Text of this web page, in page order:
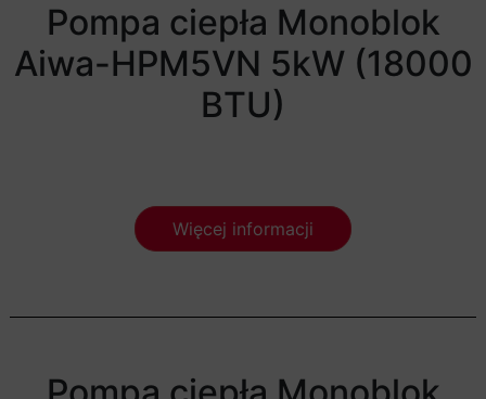
Pompa ciepła Monoblok
Aiwa-HPM5VN 5kW (18000
BTU)
Więcej informacji